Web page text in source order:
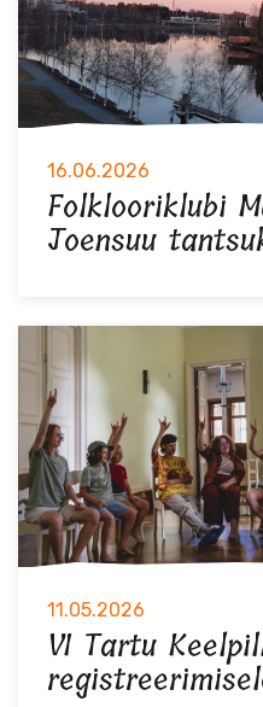
16.06.2026
Folklooriklubi
Joensuu
11.05.2026
VI Tartu